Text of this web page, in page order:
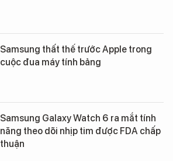
Samsung thất thế trước Apple trong
cuộc đua máy tính bảng
Samsung Galaxy Watch 6 ra mắt tính
năng theo dõi nhịp tim được FDA chấp
thuận